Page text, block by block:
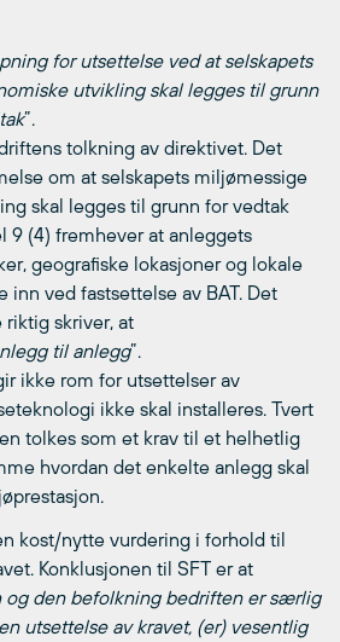
for utsettelse ved at selskapets
utvikling skal legges til grunn
”.
tolkning av direktivet. Det
om at selskapets miljømessige
skal legges til grunn for vedtak
9 (4) fremhever at anleggets
geografiske lokasjoner og lokale
inn ved fastsettelse av BAT. Det
riktig skriver, at
til anlegg”.
ikke rom for utsettelser av
ikke skal installeres. Tvert
tolkes som et krav til et helhetlig
hvordan det enkelte anlegg skal
kost/nytte vurdering i forhold til
Konklusjonen til SFT er at
og den befolkning bedriften er særlig
utsettelse av kravet, (er) vesentlig